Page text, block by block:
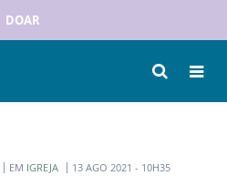
DOAR
EM IGREJA 13 AGO 2021 - 10H35